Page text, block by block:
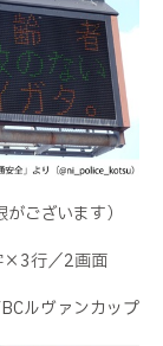
ございます）
×3行／2画面
ルヴァンカップ